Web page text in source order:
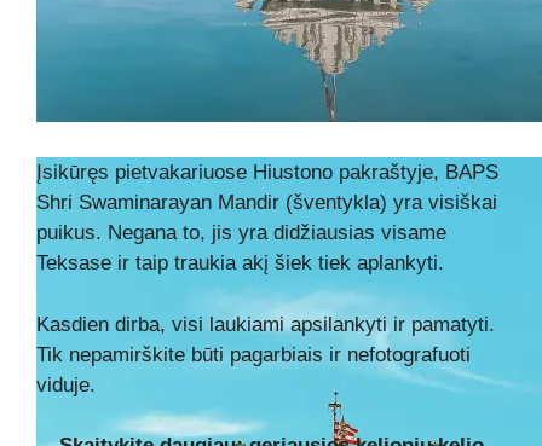
Įsikūręs pietvakariuose Hiustono pakraštyje, BAPS
Shri Swaminarayan Mandir (šventykla) yra visiškai
puikus. Negana to, jis yra didžiausias visame
Teksase ir taip traukia akį šiek tiek aplankyti.
Kasdien dirba, visi laukiami apsilankyti ir pamatyti.
Tik nepamirškite būti pagarbiais ir nefotografuoti
viduje.